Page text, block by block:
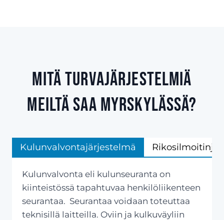
Mitä turvajärjestelmiä
meiltä saa Myrskylässä?
Kulunvalvontajärjestelmä
Kulunvalvonta eli kulunseuranta on
kiinteistössä tapahtuvaa henkilöliikenteen
seurantaa. Seurantaa voidaan toteuttaa
teknisillä laitteilla. Oviin ja kulkuväyliin